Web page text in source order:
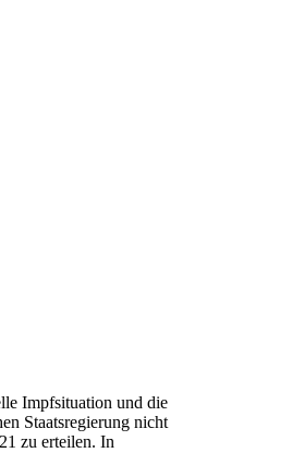
Impfsituation und die
Staatsregierung nicht
zu erteilen. In